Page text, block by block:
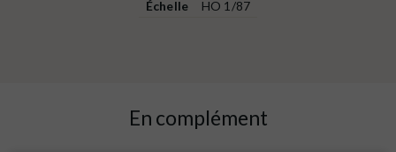
Échelle
HO 1/87
En complément